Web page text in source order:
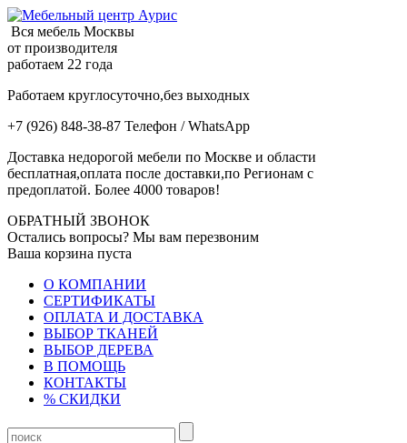
Вся мебель Москвы
от производителя
работаем 22 года
Работаем круглосуточно,без выходных
+7 (926) 848-38-87 Телефон / WhatsApp
Доставка недорогой мебели по Москве и области
бесплатная,оплата после доставки,по Регионам с
предоплатой. Более 4000 товаров!
ОБРАТНЫЙ ЗВОНОК
Остались вопросы? Мы вам перезвоним
Ваша корзина пуста
О КОМПАНИИ
СЕРТИФИКАТЫ
ОПЛАТА И ДОСТАВКА
ВЫБОР ТКАНЕЙ
ВЫБОР ДЕРЕВА
В ПОМОЩЬ
КОНТАКТЫ
% СКИДКИ